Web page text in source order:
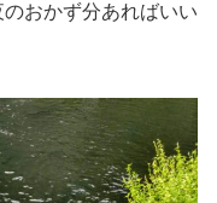
おかず分あればいい